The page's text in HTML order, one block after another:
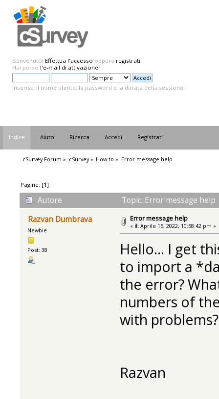
Benvenuto! Effettua l'accesso oppure registrati.
Hai perso l'e-mail di attivazione?
Inserisci il nome utente, la password e la durata della sessione.
Indice Aiuto Ricerca Accedi Registrati
cSurvey Forum » cSurvey» How to » Error message help
Pagine: [1]
Autore
Topic: Error message
Razvan Dumbrava
Newbie
Post: 38
Error message help
« il: Aprile 15, 2022, 10:58:42 pm »
Hello... I get
to import a
the error?
numbers of
with problems?
Razvan